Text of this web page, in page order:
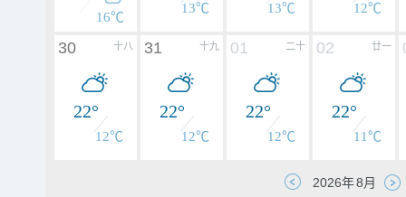
16℃
13℃ 13℃ 12℃
十八
30
22°
12℃
十九
31
22°
12℃
二十
01
22°
12℃
廿一
02
22°
11℃